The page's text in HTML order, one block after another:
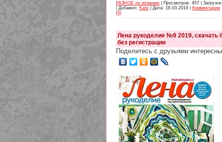
РАЗНОЕ по вязанию | Просмотров: 457 |
| Добавил: Kate | Дата: 16.03.2019
Комментарии
(0)
Лена рукоделие №9 2019, скачать
без регистрации
Поделитесь с друзьями